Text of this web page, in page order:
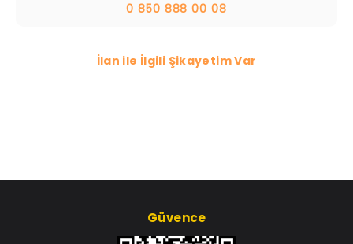
0 850 888 00 08
İlan ile İlgili Şikayetim Var
Güvence